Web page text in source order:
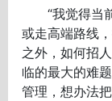
“我觉得当前
或走高端路线
之外，如何招
临的最大的难
管理，想办法